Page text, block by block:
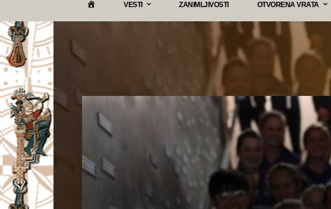
I
VESTI ZANIMLJIVOSTI OTVORENA VRATA